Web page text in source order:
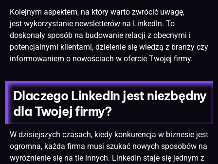
Kolejnym aspektem, na który warto zwrócić uwagę,
jest wykorzystanie newsletterów na LinkedIn. To
doskonały sposób na budowanie relacji z obecnymi i
potencjalnymi klientami, dzielenie się wiedzą z branży czy
informowaniem o nowościach w ofercie Twojej firmy.
Dlaczego LinkedIn jest niezbędny
dla Twojej firmy?
W dzisiejszych czasach, kiedy konkurencja w biznesie jest
ogromna, każda firma musi szukać nowych sposobów na
wyróżnienie się na tle innych. LinkedIn staje się jednym z